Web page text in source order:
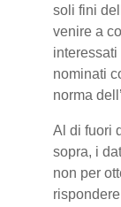
soli fini
venire a
nominati
norma
Al di fuori
sopra, i
non per